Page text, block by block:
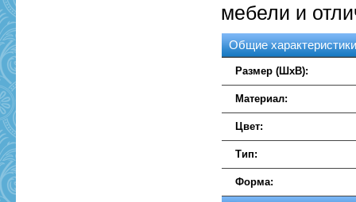
мебели и
Общие
Размер (ШхВ):
Материал:
Цвет:
Тип:
Форма: